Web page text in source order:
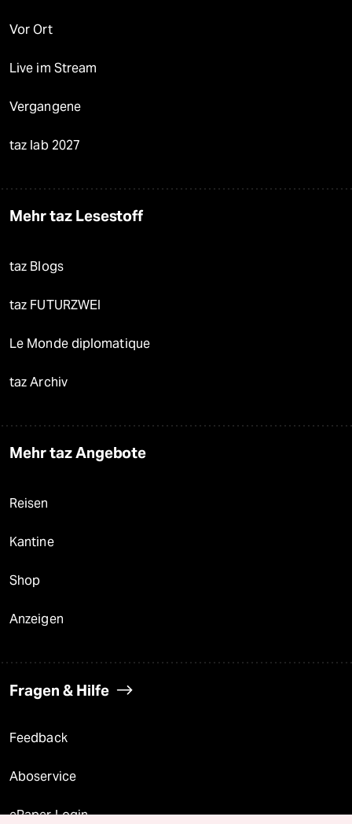
Vor Ort
Live im Stream
Vergangene
taz lab 2027
Mehr taz Lesestoff
taz Blogs
taz FUTURZWEI
Le Monde diplomatique
taz Archiv
Mehr taz Angebote
Reisen
Kantine
Shop
Anzeigen
Fragen & Hilfe
Feedback
Aboservice
ePaper Login